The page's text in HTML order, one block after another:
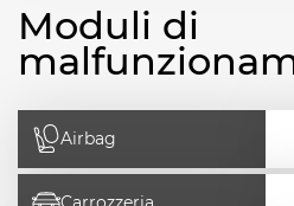
Moduli di
Airbag